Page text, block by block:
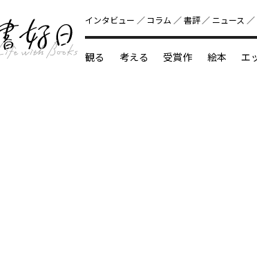
好書好日
インタビュー コラム 書評 ニュース
観る 考える 受賞作 絵本 エ